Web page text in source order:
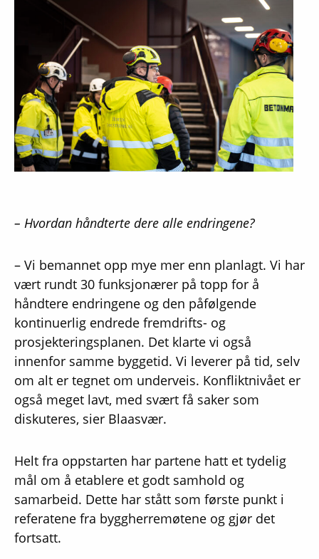
– Hvordan håndterte dere alle endringene?
– Vi bemannet opp mye mer enn planlagt. Vi har
vært rundt 30 funksjonærer på topp for å
håndtere endringene og den påfølgende
kontinuerlig endrede fremdrifts- og
prosjekteringsplanen. Det klarte vi også
innenfor samme byggetid. Vi leverer på tid, selv
om alt er tegnet om underveis. Konfliktnivået er
også meget lavt, med svært få saker som
diskuteres, sier Blaasvær.
Helt fra oppstarten har partene hatt et tydelig
mål om å etablere et godt samhold og
samarbeid. Dette har stått som første punkt i
referatene fra byggherremøtene og gjør det
fortsatt.